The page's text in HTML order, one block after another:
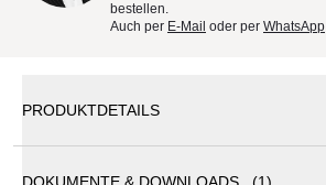
bestellen.
Auch per E-Mail oder per WhatsApp
PRODUKTDETAILS
DOKUMENTE & DOWNLOADS (1)